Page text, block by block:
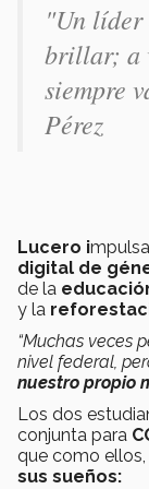
"Un líder
brillar; a
siempre
Pérez
Lucero i
digital de
de la
y la
“Muchas veces
nivel federal,
nuestro propio
Los dos
conjunta para
que como ellos,
sus sueños: